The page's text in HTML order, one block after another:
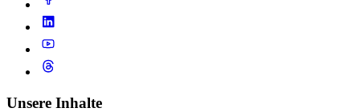
Unsere Inhalte